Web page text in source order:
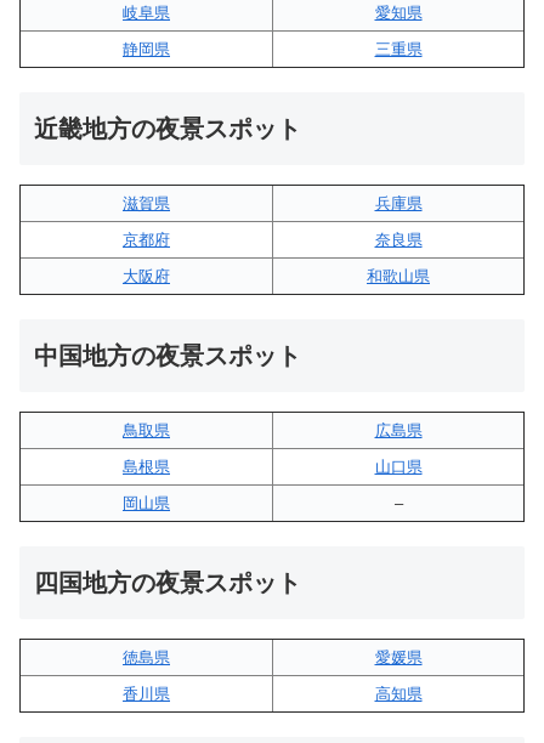
岐阜県
愛知県
静岡県
三重県
近畿地方の夜景スポット
滋賀県
兵庫県
京都府
奈良県
大阪府
和歌山県
中国地方の夜景スポット
鳥取県
広島県
島根県
山口県
岡山県
–
四国地方の夜景スポット
徳島県
愛媛県
香川県
高知県